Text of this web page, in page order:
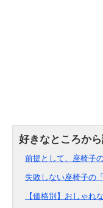
前提として、座椅子
失敗しない座椅子の
【価格別】おしゃれ